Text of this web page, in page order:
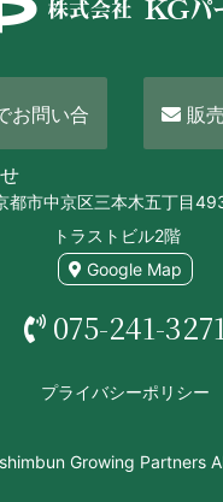
お問い合 販
市中京区三本木五丁目
トラストビル2階
Google Map
075-241-
プライバシーポリシー
Growing Partners